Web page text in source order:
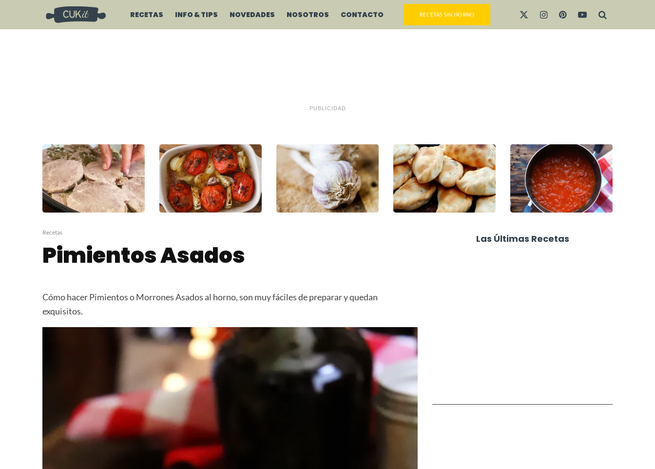
RECETAS INFO & TIPS NOVEDADES NOSOTROS CONTACTO RECETAS SIN HORNO
PUBLICIDAD
Recetas
Pimientos Asados
Cómo hacer Pimientos o Morrones Asados al horno, son muy fáciles de preparar y quedan
exquisitos.
Las Últimas Recetas